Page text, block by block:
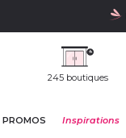
245 boutiques
PROMOS Inspirations